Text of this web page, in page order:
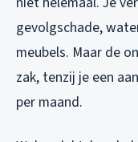
gevolgschade,
meubels. Maar de
zak, tenzij je een
per maand.